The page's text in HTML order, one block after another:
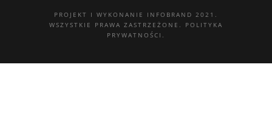
PROJEKT I WYKONANIE INFOBRAND 2021.
WSZYSTKIE PRAWA ZASTRZEŻONE. POLITYKA
PRYWATNOŚCI.